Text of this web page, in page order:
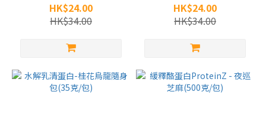
HK$24.00
HK$34.00
HK$24.00
HK$34.00